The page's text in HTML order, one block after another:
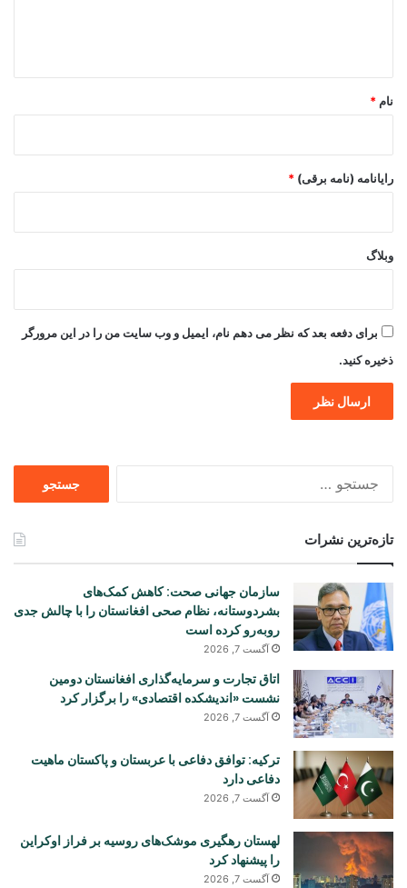
نام *
رایانامه (نامه برقی) *
وبلاگ
برای دفعه بعد که نظر می دهم نام، ایمیل و وب سایت من را در این مرورگر
ذخیره کنید.
تازه‌ترین نشرات
سازمان جهانی صحت: کاهش کمک‌های
بشردوستانه، نظام صحی افغانستان را با چالش جدی
روبه‌رو کرده است
آگست 7, 2026
اتاق تجارت و سرمایه‌گذاری افغانستان دومین
نشست «اندیشکده اقتصادی» را برگزار کرد
آگست 7, 2026
ترکیه: توافق دفاعی با عربستان و پاکستان ماهیت
دفاعی دارد
آگست 7, 2026
لهستان رهگیری موشک‌های روسیه بر فراز اوکراین
را پیشنهاد کرد
آگست 7, 2026